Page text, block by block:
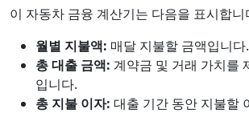
이 자동차 금융 계산기는 다음을 표시합니
월별 지불액: 매달 지불할 금액입니다.
총 대출 금액: 계약금 및 거래 가치를
입니다.
총 지불 이자: 대출 기간 동안 지불할